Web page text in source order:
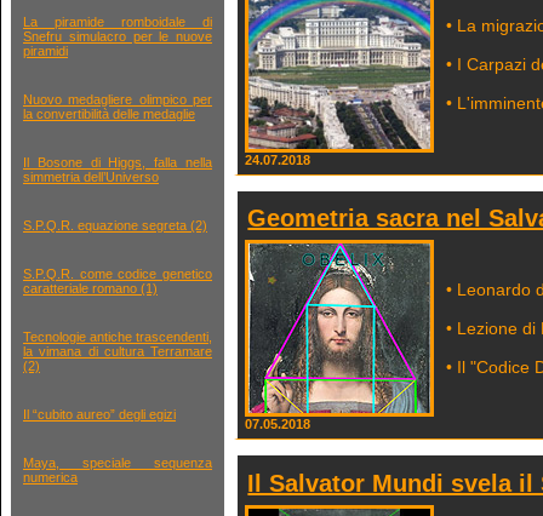
La piramide romboidale di
Snefru simulacro per le nuove
piramidi
Nuovo medagliere olimpico per
la convertibilità delle medaglie
Il Bosone di Higgs, falla nella
simmetria dell’Universo
S.P.Q.R. equazione segreta (2)
S.P.Q.R. come codice genetico
caratteriale romano (1)
Tecnologie antiche trascendenti,
la vimana di cultura Terramare
(2)
Il “cubito aureo” degli egizi
Maya, speciale sequenza
numerica
• La
• I Carpazi
•
24.07.2018
Geometria sacra nel
• Leonardo
• Lezione
• Il "Codice
07.05.2018
Il Salvator Mundi svela il